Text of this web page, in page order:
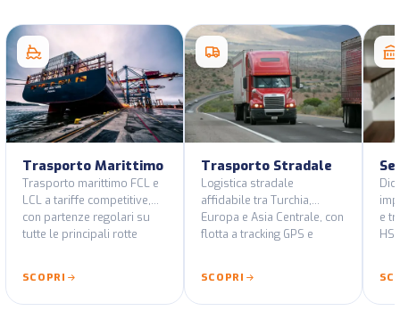
Trasporto Marittimo
Trasporto marittimo FCL e
LCL a tariffe competitive,
con partenze regolari su
tutte le principali rotte
SCOPRI
Trasporto Stradale
Logistica stradale
affidabile tra Turchia,
Europa e Asia Centrale, con
flotta a tracking GPS e
SCOPRI
e
HS